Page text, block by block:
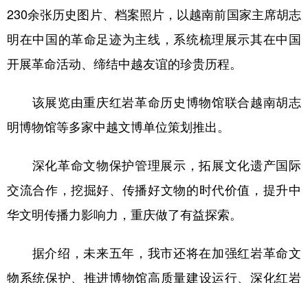
230余张历史图片、档案照片，以越南前国家主席胡志
明在中国的革命足迹为主线，系统梳理展示其在中国
开展革命活动、缔结中越友谊的珍贵历程。
该展览由重庆红岩革命历史博物馆联合越南胡志
明博物馆等多家中越文博单位策划推出。
深化革命文物保护管理展示，拓展文化遗产国际
交流合作，挖掘好、传播好文物的时代价值，提升中
华文明传播力影响力，重庆做了有益探索。
据介绍，未来五年，我市还将在加强红岩革命文
物系统保护、推进博物馆高质量建设运行、深化红岩